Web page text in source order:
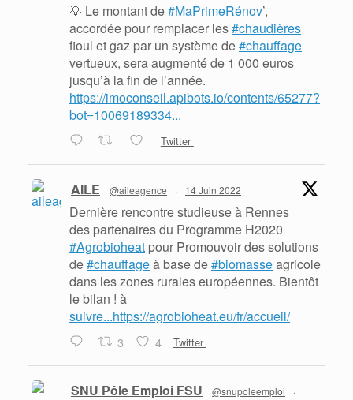
💡 Le montant de#MaPrimeRénov’,
accordée pour remplacer les#chaudières
fioul et gaz par un système de#chauffage
vertueux, sera augmenté de 1 000 euros
jusqu’à la fin de l’année.
https://imoconseil.apibots.io/contents/65277?
bot=10069189334...
Twitter
AILE @aileagence · 14 Juin 2022
Dernière rencontre studieuse à Rennes
des partenaires du Programme H2020
#Agrobioheat pour Promouvoir des solutions
de#chauffageà base de#biomasseagricole
dans les zones rurales européennes. Bientôt
le bilan ! à
suivre...https://agrobioheat.eu/fr/accueil/
3 4 Twitter
SNU Pôle Emploi FSU @snupoleemploi
·